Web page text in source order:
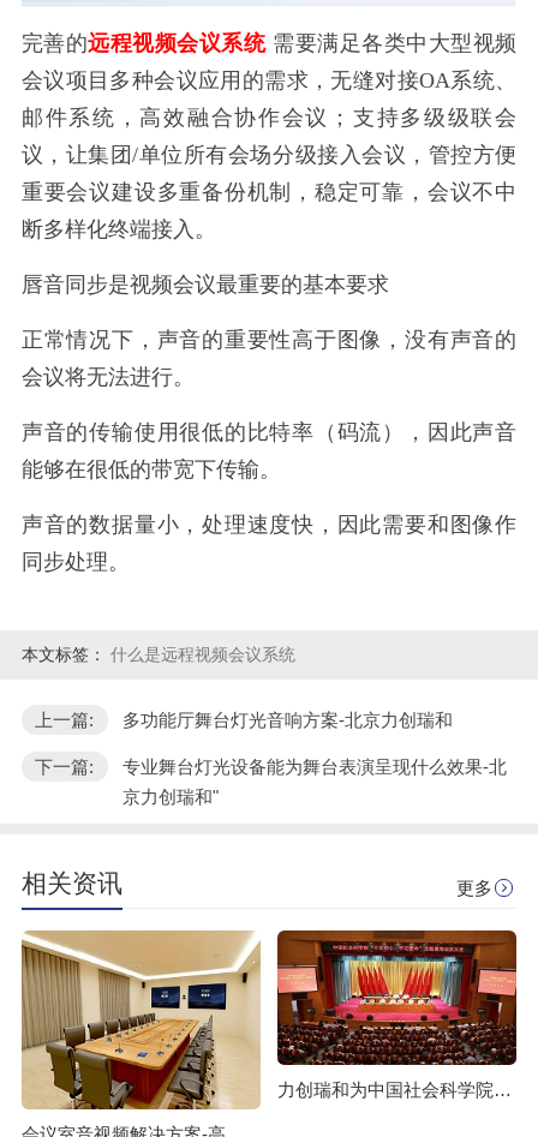
完善的远程视频会议系统 需要满足各类中大型视频
会议项目多种会议应用的需求，无缝对接OA系统、
邮件系统，高效融合协作会议；支持多级级联会
议，让集团/单位所有会场分级接入会议，管控方便
重要会议建设多重备份机制，稳定可靠，会议不中
断多样化终端接入。
唇音同步是视频会议最重要的基本要求
正常情况下，声音的重要性高于图像，没有声音的
会议将无法进行。
声音的传输使用很低的比特率（码流），因此声音
能够在很低的带宽下传输。
声音的数据量小，处理速度快，因此需要和图像作
同步处理。
本文标签： 什么是远程视频会议系统
上一篇: 多功能厅舞台灯光音响方案-北京力创瑞和
下一篇:
专业舞台灯光设备能为舞台表演呈现什么效果-北
京力创瑞和"
相关资讯 更多
力创瑞和为中国社会科学院建设音视频系统